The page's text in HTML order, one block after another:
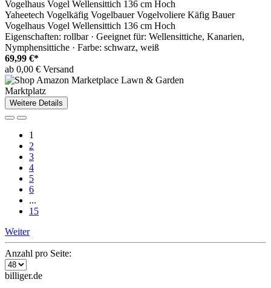
Yaheetech Vogelkäfig Vogelbauer Vogelvoliere Käfig Bauer
Vogelhaus Vogel Wellensittich 136 cm Hoch
Eigenschaften: rollbar · Geeignet für: Wellensittiche, Kanarien,
Nymphensittiche · Farbe: schwarz, weiß
69,99 €*
ab 0,00 € Versand
Marktplatz
Weitere Details
1
2
3
4
5
6
...
15
Weiter
Anzahl pro Seite:
billiger.de